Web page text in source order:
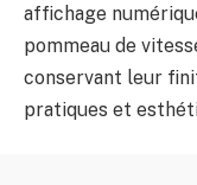
affichage
pommeau de
conservant leur
pratiques et